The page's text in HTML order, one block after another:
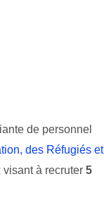
de personnel
des Réfugiés et
à recruter 5